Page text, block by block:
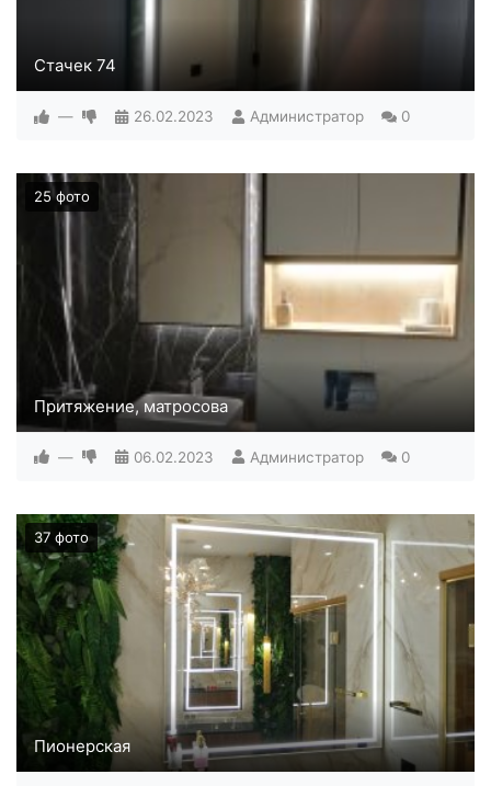
Стачек 74
— 26.02.2023 Администратор 0
25 фото
Притяжение, матросова
— 06.02.2023 Администратор 0
37 фото
Пионерская